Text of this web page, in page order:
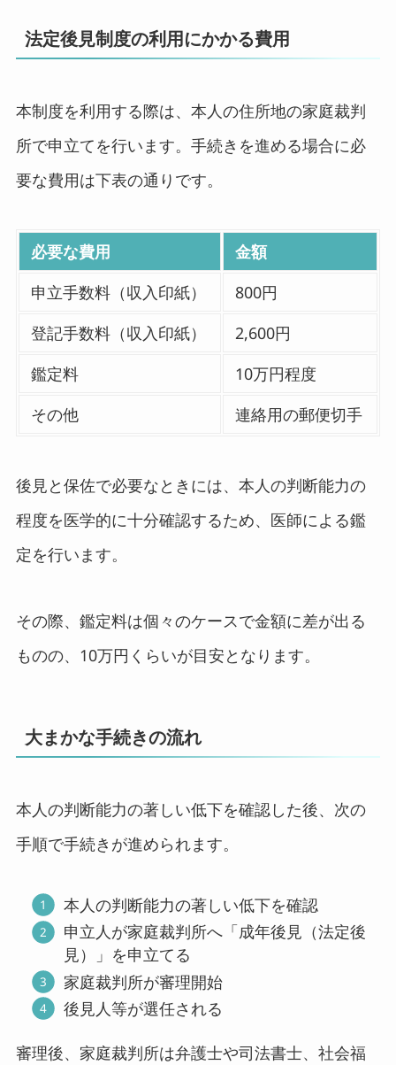
法定後見制度の利用にかかる費用
本制度を利用する際は、本人の住所地の家庭裁判
所で申立てを行います。手続きを進める場合に必
要な費用は下表の通りです。
必要な費用
金額
申立手数料（収入印紙）
800円
登記手数料（収入印紙）
2,600円
鑑定料
10万円程度
その他
連絡用の郵便切手
後見と保佐で必要なときには、本人の判断能力の
程度を医学的に十分確認するため、医師による鑑
定を行います。
その際、鑑定料は個々のケースで金額に差が出る
ものの、10万円くらいが目安となります。
大まかな手続きの流れ
本人の判断能力の著しい低下を確認した後、次の
手順で手続きが進められます。
本人の判断能力の著しい低下を確認
申立人が家庭裁判所へ「成年後見（法定後
見）」を申立てる
家庭裁判所が審理開始
後見人等が選任される
審理後、家庭裁判所は弁護士や司法書士、社会福